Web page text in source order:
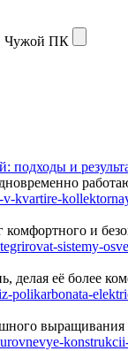
Чужой ПК
подходы и
и
делая её более